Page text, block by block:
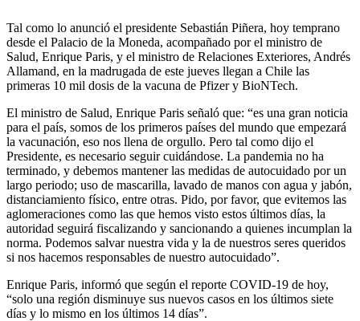
Tal como lo anunció el presidente Sebastián Piñera, hoy temprano
desde el Palacio de la Moneda, acompañado por el ministro de
Salud, Enrique Paris, y el ministro de Relaciones Exteriores, Andrés
Allamand, en la madrugada de este jueves llegan a Chile las
primeras 10 mil dosis de la vacuna de Pfizer y BioNTech.
El ministro de Salud, Enrique Paris señaló que: “es una gran noticia
para el país, somos de los primeros países del mundo que empezará
la vacunación, eso nos llena de orgullo. Pero tal como dijo el
Presidente, es necesario seguir cuidándose. La pandemia no ha
terminado, y debemos mantener las medidas de autocuidado por un
largo periodo; uso de mascarilla, lavado de manos con agua y jabón,
distanciamiento físico, entre otras. Pido, por favor, que evitemos las
aglomeraciones como las que hemos visto estos últimos días, la
autoridad seguirá fiscalizando y sancionando a quienes incumplan la
norma. Podemos salvar nuestra vida y la de nuestros seres queridos
si nos hacemos responsables de nuestro autocuidado”.
Enrique Paris, informó que según el reporte COVID-19 de hoy,
“solo una región disminuye sus nuevos casos en los últimos siete
días y lo mismo en los últimos 14 días”.